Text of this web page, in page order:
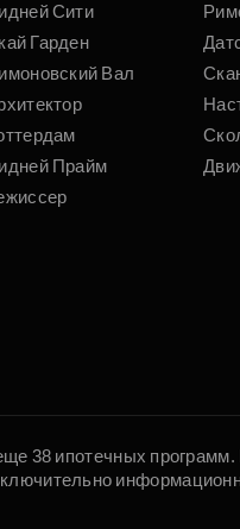
Сити
Гарден
Вал
Прайм
38 ипотечных